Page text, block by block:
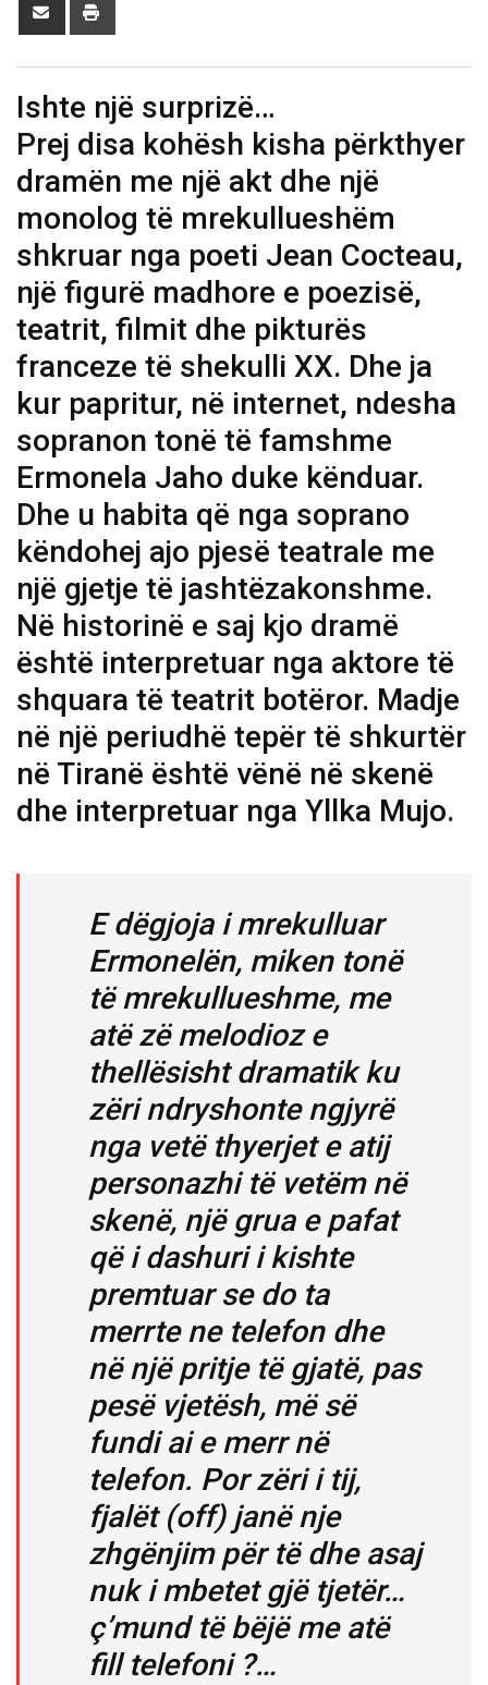
Ishte një surprizë…
Prej disa kohësh kisha përkthyer
dramën me një akt dhe një
monolog të mrekullueshëm
shkruar nga poeti Jean Cocteau,
një figurë madhore e poezisë,
teatrit, filmit dhe pikturës
franceze të shekulli XX. Dhe ja
kur papritur, në internet, ndesha
sopranon tonë të famshme
Ermonela Jaho duke kënduar.
Dhe u habita që nga soprano
këndohej ajo pjesë teatrale me
një gjetje të jashtëzakonshme.
Në historinë e saj kjo dramë
është interpretuar nga aktore të
shquara të teatrit botëror. Madje
në një periudhë tepër të shkurtër
në Tiranë është vënë në skenë
dhe interpretuar nga Yllka Mujo.
E dëgjoja i mrekulluar
Ermonelën, miken tonë
të mrekullueshme, me
atë zë melodioz e
thellësisht dramatik ku
zëri ndryshonte ngjyrë
nga vetë thyerjet e atij
personazhi të vetëm në
skenë, një grua e pafat
që i dashuri i kishte
premtuar se do ta
merrte ne telefon dhe
në një pritje të gjatë, pas
pesë vjetësh, më së
fundi ai e merr në
telefon. Por zëri i tij,
fjalët (off) janë nje
zhgënjim për të dhe asaj
nuk i mbetet gjë tjetër…
ç’mund të bëjë me atë
fill telefoni ?…